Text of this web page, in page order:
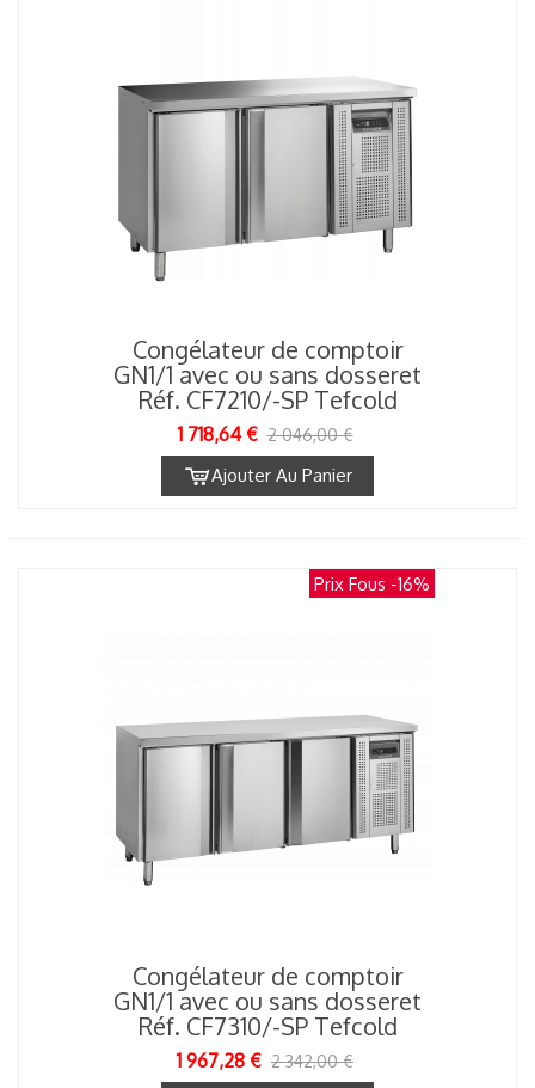
Congélateur de comptoir
GN1/1 avec ou sans dosseret
Réf. CF7210/-SP Tefcold
1 718,64 € 2 046,00 €
Ajouter Au Panier
Prix Fous -16%
Congélateur de comptoir
GN1/1 avec ou sans dosseret
Réf. CF7310/-SP Tefcold
1 967,28 € 2 342,00 €